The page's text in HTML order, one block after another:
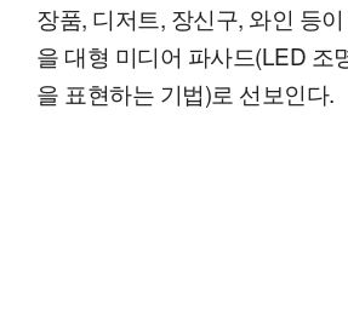
장품, 디저트, 장신구, 와인 등
을 대형 미디어 파사드(LED 조
을 표현하는 기법)로 선보인다.